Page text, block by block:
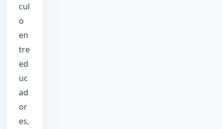
cul
o
en
tre
ed
uc
ad
or
es,